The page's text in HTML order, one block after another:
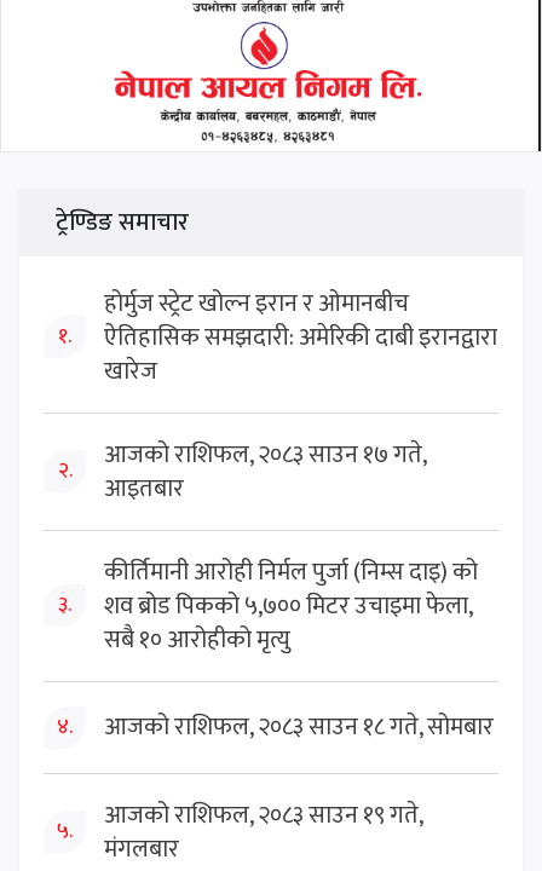
ट्रेण्डिङ समाचार
१.
होर्मुज स्ट्रेट खोल्न इरान र ओमानबीच
ऐतिहासिक समझदारी: अमेरिकी दाबी इरानद्वारा
खारेज
२.
आजको राशिफल, २०८३ साउन १७ गते,
आइतबार
३.
कीर्तिमानी आरोही निर्मल पुर्जा (निम्स दाइ) को
शव ब्रोड पिकको ५,७०० मिटर उचाइमा फेला,
सबै १० आरोहीको मृत्यु
४. आजको राशिफल, २०८३ साउन १८ गते, सोमबार
५.
आजको राशिफल, २०८३ साउन १९ गते,
मंगलबार